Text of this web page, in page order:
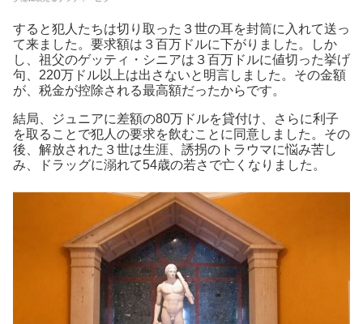
すると犯人たちは切り取った３世の耳を封筒に入れて送っ
て来ました。要求額は３百万ドルに下がりました。しか
し、祖父のゲッティ・シニアは３百万ドルに値切った挙げ
句、220万ドル以上は出さないと明言しました。その金額
が、税金が控除される最高額だったからです。
結局、ジュニアに差額の80万ドルを貸付け、さらに利子
を取ることで犯人の要求を飲むことに同意しました。その
後、解放された３世は生涯、誘拐のトラウマに悩み苦し
み、ドラッグに溺れて54歳の若さで亡くなりました。